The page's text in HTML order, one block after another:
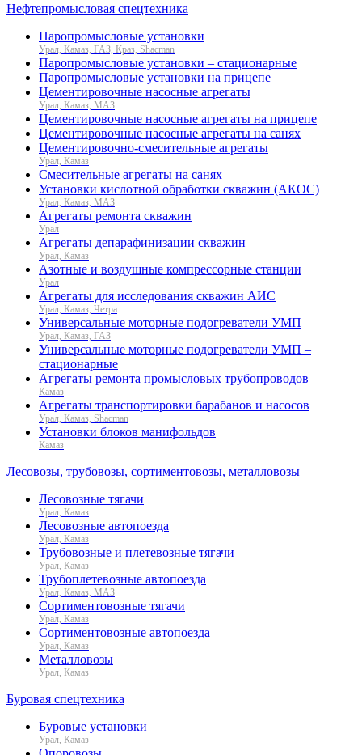
Нефтепромысловая спецтехника
Паропромысловые установки
Урал, Камаз, ГАЗ, Краз, Shacman
Паропромысловые установки – стационарные
Паропромысловые установки на прицепе
Цементировочные насосные агрегаты
Урал, Камаз, МАЗ
Цементировочные насосные агрегаты на прицепе
Цементировочные насосные агрегаты на санях
Цементировочно-смесительные агрегаты
Урал, Камаз
Смесительные агрегаты на санях
Установки кислотной обработки скважин (АКОС)
Урал, Камаз, МАЗ
Агрегаты ремонта скважин
Урал
Агрегаты депарафинизации скважин
Урал, Камаз
Азотные и воздушные компрессорные станции
Урал
Агрегаты для исследования скважин АИС
Урал, Камаз, Четра
Универсальные моторные подогреватели УМП
Урал, Камаз, ГАЗ
Универсальные моторные подогреватели УМП –
стационарные
Агрегаты ремонта промысловых трубопроводов
Камаз
Агрегаты транспортировки барабанов и насосов
Урал, Камаз, Shacman
Установки блоков манифольдов
Камаз
Лесовозы, трубовозы, сортиментовозы, металловозы
Лесовозные тягачи
Урал, Камаз
Лесовозные автопоезда
Урал, Камаз
Трубовозные и плетевозные тягачи
Урал, Камаз
Трубоплетевозные автопоезда
Урал, Камаз, МАЗ
Сортиментовозные тягачи
Урал, Камаз
Сортиментовозные автопоезда
Урал, Камаз
Металловозы
Урал, Камаз
Буровая спецтехника
Буровые установки
Урал, Камаз